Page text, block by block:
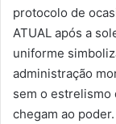
protocolo de
ATUAL após a
uniforme
administração
sem o estrelismo
chegam ao poder.